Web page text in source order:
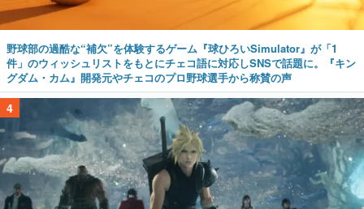
野球部の過酷な“補欠”を体験するゲーム『球ひろいSimulator』が「1
件」のウィッシュリストをもとにチェコ語に対応しSNSで話題に。『キン
グダム・カム』開発元やチェコのプロ野球選手から称賛の声
4